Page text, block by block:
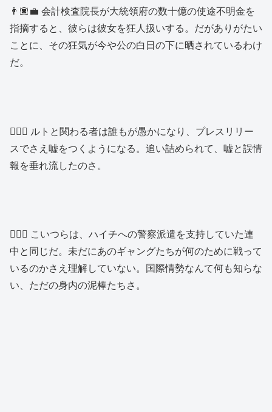
👨🏿‍💼 会計検査院長が大統領府の数十億の使途不明金を
指摘すると、彼らは彼女を狂人扱いする。だがありがたい
ことに、その狂気が今や公の白日の下に晒されているわけ
だ。
👱🏿‍♂️ ルトと関わる者は誰もが愚かになり、プレスリリー
スでさえ嘘をつくようになる。追い詰められて、嘘と誤情
報を垂れ流したのさ。
👱🏿‍♂️ こいつらは、ハイチへの警察派遣を支持していた連
中と同じだ。未だにあのギャングたちが何のために戦って
いるのかさえ理解していない。国際情勢なんて何も知らな
い、ただの身内の泥棒たちさ。